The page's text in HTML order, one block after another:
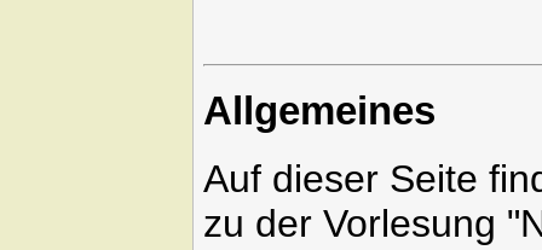
Allgemeines
Auf dieser Seite
zu der Vorlesung